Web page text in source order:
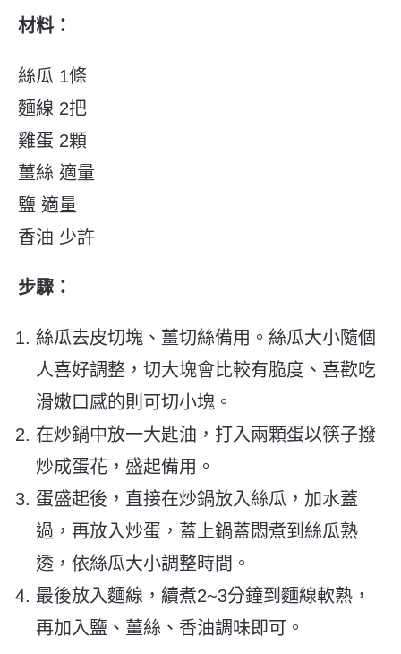
材料：
絲瓜 1條
麵線 2把
雞蛋 2顆
薑絲 適量
鹽 適量
香油 少許
步驟：
絲瓜去皮切塊、薑切絲備用。絲瓜大小隨個
人喜好調整，切大塊會比較有脆度、喜歡吃
滑嫩口感的則可切小塊。
在炒鍋中放一大匙油，打入兩顆蛋以筷子撥
炒成蛋花，盛起備用。
蛋盛起後，直接在炒鍋放入絲瓜，加水蓋
過，再放入炒蛋，蓋上鍋蓋悶煮到絲瓜熟
透，依絲瓜大小調整時間。
最後放入麵線，續煮2~3分鐘到麵線軟熟，
再加入鹽、薑絲、香油調味即可。